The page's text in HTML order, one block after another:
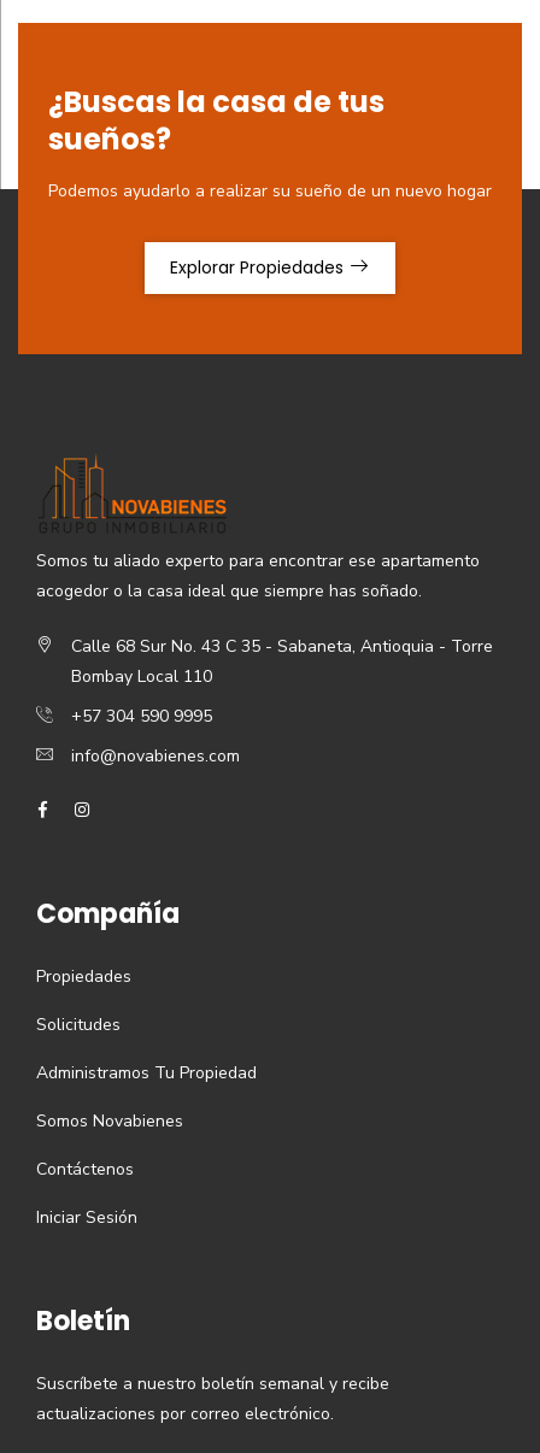
¿Buscas la casa de tus
sueños?
Podemos ayudarlo a realizar su sueño de un nuevo hogar
Explorar Propiedades
Somos tu aliado experto para encontrar ese apartamento
acogedor o la casa ideal que siempre has soñado.
Calle 68 Sur No. 43 C 35 - Sabaneta, Antioquia - Torre
Bombay Local 110
+57 304 590 9995
info@novabienes.com
Compañía
Propiedades
Solicitudes
Administramos Tu Propiedad
Somos Novabienes
Contáctenos
Iniciar Sesión
Boletín
Suscríbete a nuestro boletín semanal y recibe
actualizaciones por correo electrónico.